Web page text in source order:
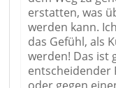
erstatten, was
werden kann.
das Gefühl, als
werden! Das ist
entscheidender